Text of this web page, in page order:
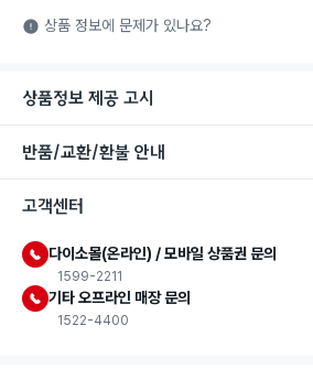
상품 정보에 문제가 있나요?
상품정보 제공 고시
반품/교환/환불 안내
고객센터
다이소몰(온라인) / 모바일 상품권 문의
1599-2211
기타 오프라인 매장 문의
1522-4400